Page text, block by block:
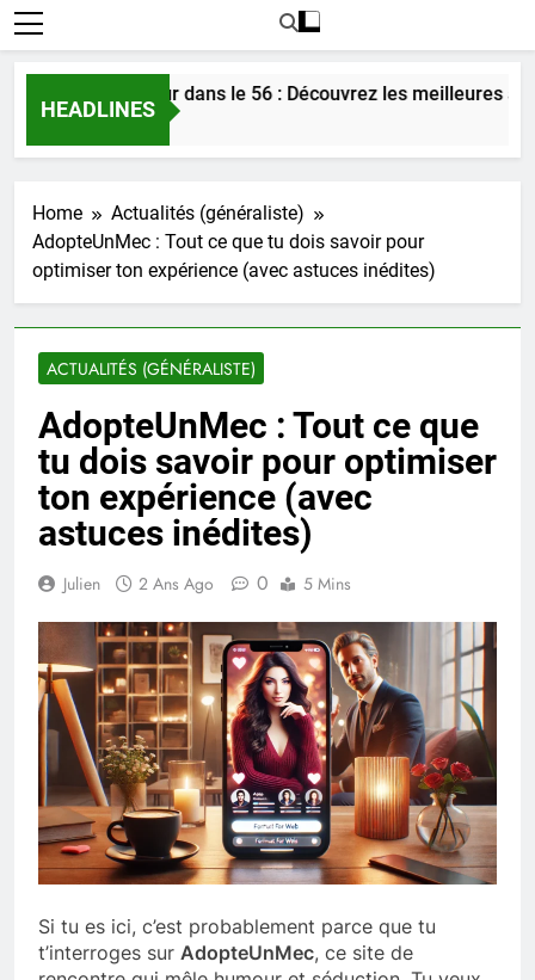
HEADLINES
l’amour dans le 56 : Découvrez les meilleures astuces
Home
Actualités (généraliste)
AdopteUnMec : Tout ce que tu dois savoir pour
optimiser ton expérience (avec astuces inédites)
ACTUALITÉS (GÉNÉRALISTE)
AdopteUnMec : Tout ce que
tu dois savoir pour optimiser
ton expérience (avec
astuces inédites)
Julien 2 Ans Ago 0 5 Mins
Si tu es ici, c’est probablement parce que tu
t’interroges sur AdopteUnMec, ce site de